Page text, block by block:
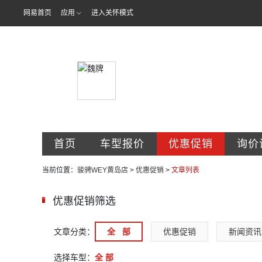
网易首页 应用 进入关怀模式
首页 车型报价 优惠促销 询价
当前位置： 骏骋WEY黄岛店 > 优惠促销 > 文章列表
优惠促销筛选
文章分类： 全   部 优惠促销 新闻资讯
选择车型： 全 部